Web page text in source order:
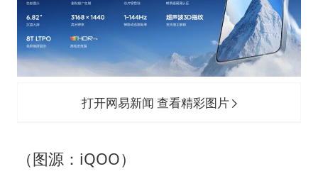
打开网易新闻 查看精彩图片
（图源：iQOO）